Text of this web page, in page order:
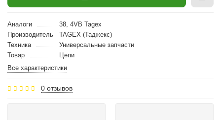
Аналоги
38, 4VB Tagex
Производитель
TAGEX (Таджекс)
Техника
Универсальные запчасти
Товар
Цепи
Все характеристики
0 отзывов